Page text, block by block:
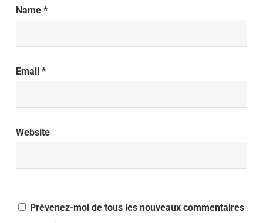
Name *
Email *
Website
Prévenez-moi de tous les nouveaux commentaires